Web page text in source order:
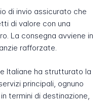
di invio assicurato che
di valore con una
La consegna avviene in
rafforzate.
Italiane ha strutturato la
principali, ognuno
termini di destinazione,